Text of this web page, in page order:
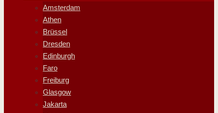
Amsterdam
Athen
Brüssel
Dresden
Edinburgh
Faro
Freiburg
Glasgow
Jakarta